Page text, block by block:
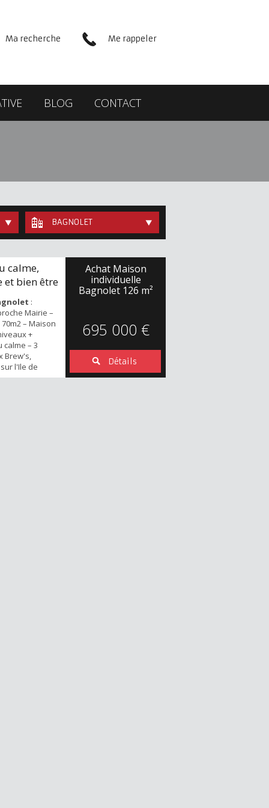
Me rappeler
Ma recherche
BLOG CONTACT
BAGNOLET
calme,
et bien être
:
Mairie –
– Maison
+
calme – 3
Brew's,
l'Ile de
Achat Maison
individuelle
Bagnolet 126 m²
695 000 €
Détails